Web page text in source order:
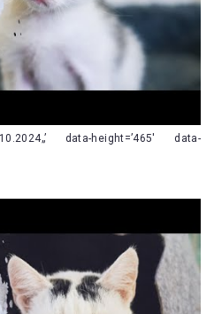
data-height=’465′ data-